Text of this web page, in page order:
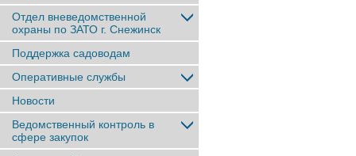
Отдел вневедомственной
охраны по ЗАТО г. Снежинск
Поддержка садоводам
Оперативные службы
Новости
Ведомственный контроль в
сфере закупок